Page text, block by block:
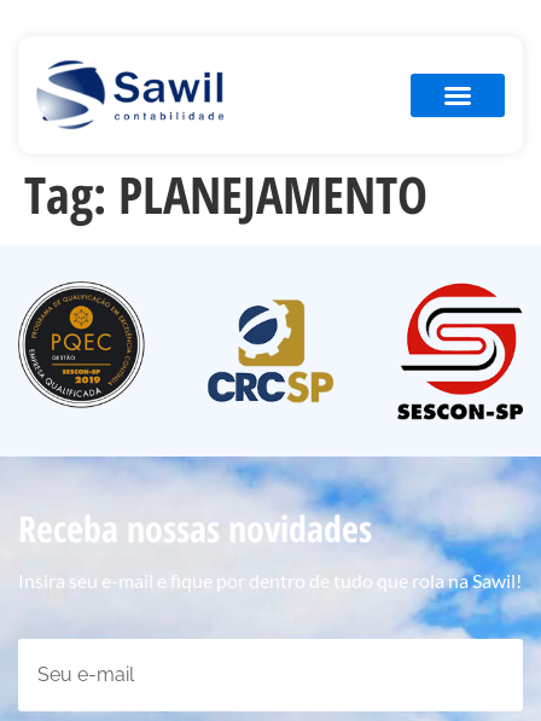
Tag: PLANEJAMENTO
Receba nossas novidades
Insira seu e-mail e fique por dentro de tudo que rola na Sawil!